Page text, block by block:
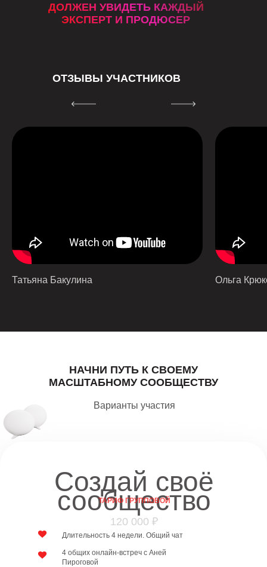
ДОЛЖЕН УВИДЕТЬ КАЖДЫЙ
ЭКСПЕРТ И ПРОДЮСЕР
ОТЗЫВЫ УЧАСТНИКОВ
Татьяна Бакулина Ольга
Варианты участия
НАЧНИ ПУТЬ К СВОЕМУ
МАСШТАБНОМУ СООБЩЕСТВУ
Создай своё
сообщество
120 000 ₽
ТАРИФ ГРУППОВОЙ
Длительность 4 недели. Общий чат
4 общих онлайн-встреч с Аней
Пироговой